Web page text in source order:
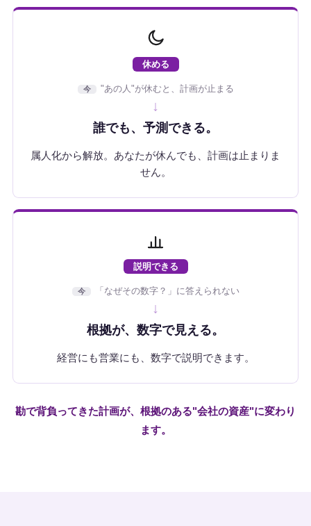
休める
今 "あの人"が休むと、計画が止まる
↓
誰でも、予測できる。
属人化から解放。あなたが休んでも、計画は止まりま
せん。
説明できる
今 「なぜその数字？」に答えられない
↓
根拠が、数字で見える。
経営にも営業にも、数字で説明できます。
勘で背負ってきた計画が、根拠のある"会社の資産"に変わり
ます。